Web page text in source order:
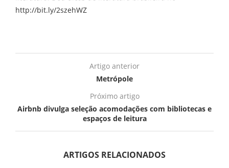
http://bit.ly/2szehWZ
Artigo anterior
Metrópole
Próximo artigo
Airbnb divulga seleção acomodações com bibliotecas e
espaços de leitura
ARTIGOS RELACIONADOS